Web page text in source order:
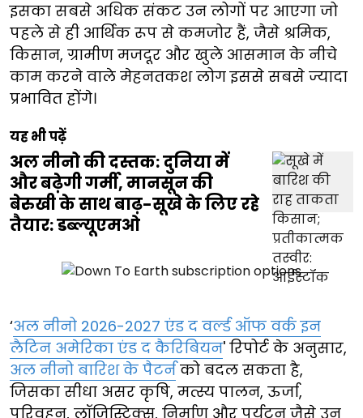
इसका सबसे अधिक संकट उन लोगों पर आएगा जो
पहले से ही आर्थिक रूप से कमजोर हैं, जैसे श्रमिक,
किसान, ग्रामीण मजदूर और खुले आसमान के नीचे
काम करने वाले मेहनतकश लोग इससे सबसे ज्यादा
प्रभावित होंगे।
यह भी पढ़ें
अल नीनो की दस्तक: दुनिया में
और बढ़ेगी गर्मी, मानसून की
बेरुखी के साथ बाढ़-सूखे के लिए रहे
तैयार: डब्ल्यूएमओ
‘अल नीनो 2026-2027 एंड द वर्ल्ड ऑफ वर्क इन
लैटिन अमेरिका एंड द कैरिबियन' रिपोर्ट के अनुसार,
अल नीनो बारिश के पैटर्न को बदल सकता है,
जिसका सीधा असर कृषि, मत्स्य पालन, ऊर्जा,
परिवहन, लॉजिस्टिक्स, निर्माण और पर्यटन जैसे उन